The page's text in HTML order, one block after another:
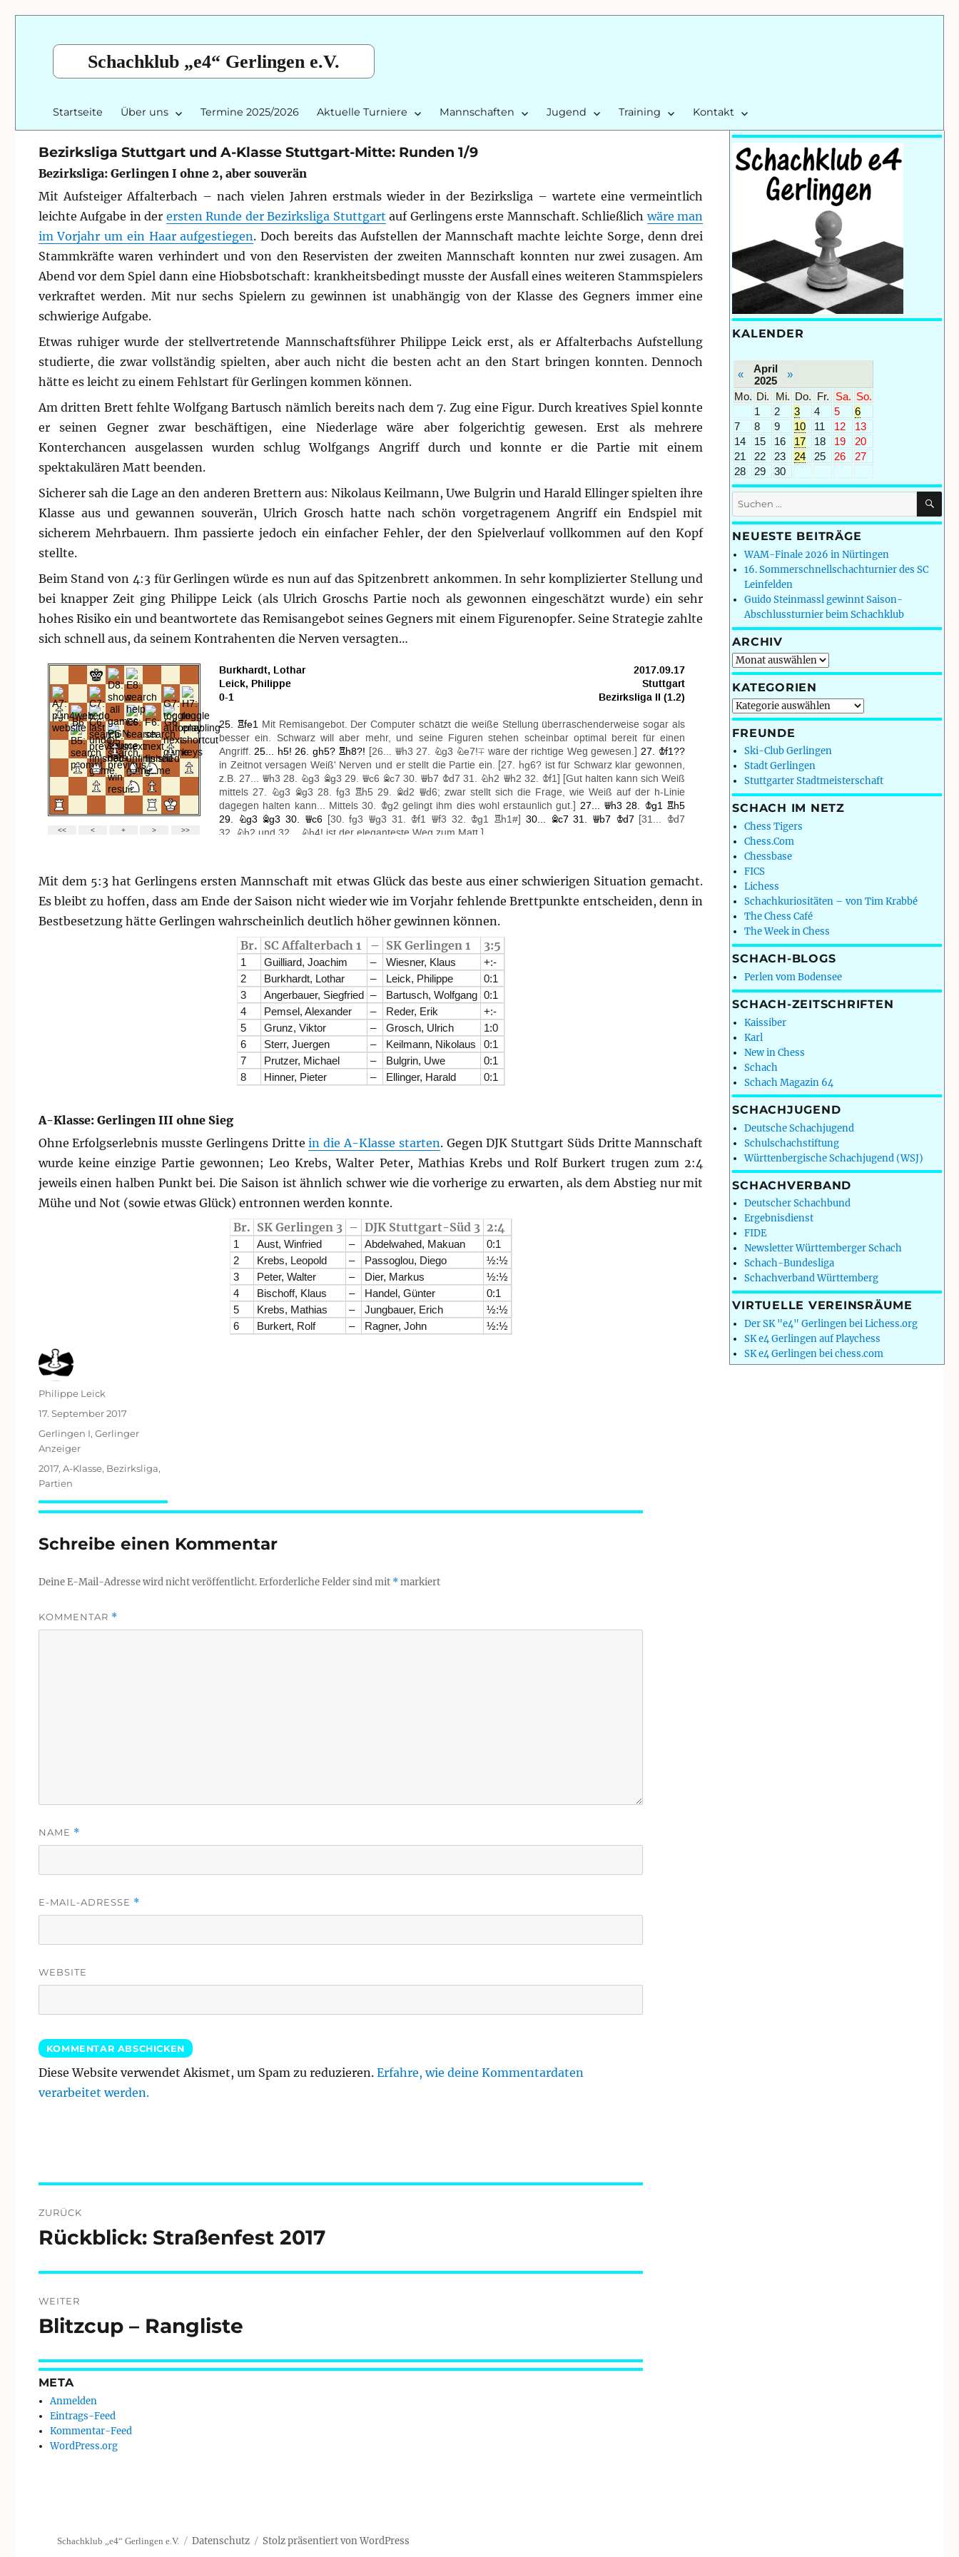
Schachklub „e4“ Gerlingen e.V.
Startseite Über uns Termine 2025/2026 Aktuelle Turniere Mannschaften Jugend Training Kontakt
Bezirksliga Stuttgart und A-Klasse Stuttgart-Mitte: Runden 1/9
Bezirksliga: Gerlingen I ohne 2, aber souverän
Mit Aufsteiger Affalterbach – nach vielen Jahren erstmals wieder in der Bezirksliga – wartete eine vermeintlich
leichte Aufgabe in der ersten Runde der Bezirksliga Stuttgart auf Gerlingens erste Mannschaft. Schließlichwäre man
im Vorjahr um ein Haar aufgestiegen. Doch bereits das Aufstellen der Mannschaft machte leichte Sorge, denn drei
Stammkräfte waren verhindert und von den Reservisten der zweiten Mannschaft konnten nur zwei zusagen. Am
Abend vor dem Spiel dann eine Hiobsbotschaft: krankheitsbedingt musste der Ausfall eines weiteren Stammspielers
verkraftet werden. Mit nur sechs Spielern zu gewinnen ist unabhängig von der Klasse des Gegners immer eine
schwierige Aufgabe.
Etwas ruhiger wurde der stellvertretende Mannschaftsführer Philippe Leick erst, als er Affalterbachs Aufstellung
studierte, die zwar vollständig spielten, aber auch nicht die besten acht an den Start bringen konnten. Dennoch
hätte es leicht zu einem Fehlstart für Gerlingen kommen können.
Am dritten Brett fehlte Wolfgang Bartusch nämlich bereits nach dem 7. Zug eine Figur. Durch kreatives Spiel konnte
er seinen Gegner zwar beschäftigen, eine Niederlage wäre aber folgerichtig gewesen. Erst als mehrere
Konterchancen ausgelassen wurden schlug Wolfgangs Angriff durch und konnte er die Partie mit einem
spektakulären Matt beenden.
Sicherer sah die Lage an den anderen Brettern aus: Nikolaus Keilmann, Uwe Bulgrin und Harald Ellinger spielten ihre
Klasse aus und gewannen souverän, Ulrich Grosch hatte nach schön vorgetragenem Angriff ein Endspiel mit
sicherem Mehrbauern. Ihm passierte jedoch ein einfacher Fehler, der den Spielverlauf vollkommen auf den Kopf
stellte.
Beim Stand von 4:3 für Gerlingen würde es nun auf das Spitzenbrett ankommen. In sehr komplizierter Stellung und
bei knapper Zeit ging Philippe Leick (als Ulrich Groschs Partie noch als gewonnen eingeschätzt wurde) ein sehr
hohes Risiko ein und beantwortete das Remisangebot seines Gegners mit einem Figurenopfer. Seine Strategie zahlte
sich schnell aus, da seinem Kontrahenten die Nerven versagten…
Mit dem 5:3 hat Gerlingens ersten Mannschaft mit etwas Glück das beste aus einer schwierigen Situation gemacht.
Es bleibt zu hoffen, dass am Ende der Saison nicht wieder wie im Vorjahr fehlende Brettpunkte entscheiden, denn in
Bestbesetzung hätte Gerlingen wahrscheinlich deutlich höher gewinnen können.
Br. SC Affalterbach 1 – SK Gerlingen 1 3:5
1 Guilliard, Joachim – Wiesner, Klaus
+:-
2
Burkhardt, Lothar – Leick, Philippe
0:1
3
Angerbauer, Siegfried – Bartusch, Wolfgang 0:1
4
Pemsel, Alexander – Reder, Erik
+:-
5
Grunz, Viktor – Grosch, Ulrich
1:0
6
Sterr, Juergen – Keilmann, Nikolaus
0:1
7
Prutzer, Michael – Bulgrin, Uwe
0:1
8
Hinner, Pieter – Ellinger, Harald 0:1
A-Klasse: Gerlingen III ohne Sieg
Ohne Erfolgserlebnis musste Gerlingens Drittein die A-Klasse starten. Gegen DJK Stuttgart Süds Dritte Mannschaft
wurde keine einzige Partie gewonnen; Leo Krebs, Walter Peter, Mathias Krebs und Rolf Burkert trugen zum 2:4
jeweils einen halben Punkt bei. Die Saison ist ähnlich schwer wie die vorherige zu erwarten, als dem Abstieg nur mit
Mühe und Not (sowie etwas Glück) entronnen werden konnte.
Br. SK Gerlingen 3 – DJK Stuttgart-Süd 3 2:4
1 Aust, Winfried – Abdelwahed, Makuan
0:1
2
Krebs, Leopold – Passoglou, Diego
½:½
3
Peter, Walter – Dier, Markus
½:½
4
Bischoff, Klaus – Handel, Günter
0:1
5
Krebs, Mathias – Jungbauer, Erich
½:½
6
Burkert, Rolf – Ragner, John ½:½
Autor
Philippe Leick
Veröffentlicht
am
17. September 2017
Kategorien
Gerlingen I, Gerlinger
Anzeiger
Schlagwörter
2017, A-Klasse, Bezirksliga,
Partien
Schreibe einen Kommentar
Deine E-Mail-Adresse wird nicht veröffentlicht. Erforderliche Felder sind mit *markiert
KOMMENTAR *
NAME *
E-MAIL-ADRESSE *
WEBSITE
Diese Website verwendet Akismet, um Spam zu reduzieren. Erfahre, wie deine Kommentardaten
verarbeitet werden.
ZURÜCK
Vorheriger
Rückblick: Straßenfest 2017
WEITER
Nächster
Blitzcup – Rangliste
META
Anmelden
Eintrags-Feed
Kommentar-Feed
WordPress.org
KALENDER
«
April
2025
»
Mo. Di. Mi. Do. Fr. Sa. So.
1
2 3 4 5
6
7
8 9 10 11 12
13
14
15 16 17 18 19
20
21
22 23 24 25 26
27
28
29 30
Suchen
nach:
NEUESTE BEITRÄGE
WAM-Finale 2026 in Nürtingen
16. Sommerschnellschachturnier des SC
Leinfelden
Guido Steinmassl gewinnt Saison-
Abschlussturnier beim Schachklub
ARCHIV
Archiv
KATEGORIEN
Kategorien
FREUNDE
Ski-Club Gerlingen
Stadt Gerlingen
Stuttgarter Stadtmeisterschaft
SCHACH IM NETZ
Chess Tigers
Chess.Com
Chessbase
FICS
Lichess
Schachkuriositäten – von Tim Krabbé
The Chess Café
The Week in Chess
SCHACH-BLOGS
Perlen vom Bodensee
SCHACH-ZEITSCHRIFTEN
Kaissiber
Karl
New in Chess
Schach
Schach Magazin 64
SCHACHJUGEND
Deutsche Schachjugend
Schulschachstiftung
Württenbergische Schachjugend (WSJ)
SCHACHVERBAND
Deutscher Schachbund
Ergebnisdienst
FIDE
Newsletter Württemberger Schach
Schach-Bundesliga
Schachverband Württemberg
VIRTUELLE VEREINSRÄUME
Der SK "e4" Gerlingen bei Lichess.org
SK e4 Gerlingen auf Playchess
SK e4 Gerlingen bei chess.com
Schachklub „e4“ Gerlingen e.V. Datenschutz Stolz präsentiert von WordPress